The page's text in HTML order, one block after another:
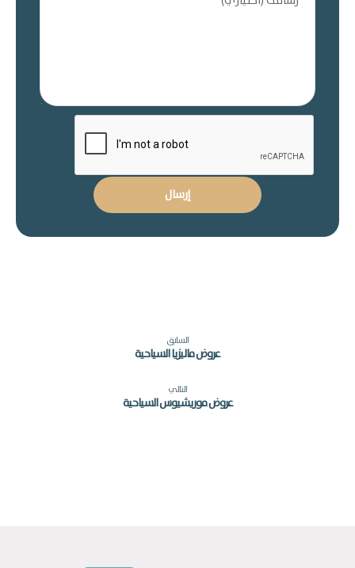
إرسال
السابق
عروض ماليزيا السياحية
التالي
عروض موريشيوس السياحية